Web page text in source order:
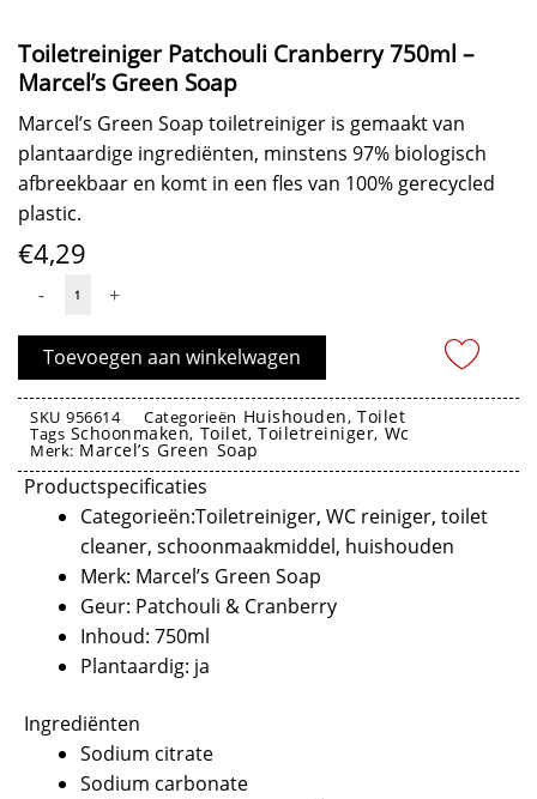
Toiletreiniger Patchouli Cranberry 750ml –
Marcel’s Green Soap
Marcel’s Green Soap toiletreiniger is gemaakt van
plantaardige ingrediënten, minstens 97% biologisch
afbreekbaar en komt in een fles van 100% gerecycled
plastic.
€4,29
-
Toiletreiniger
Cranberry
750ml
-
Marcel’s
Green
Soap
aantal
+
Toevoegen aan winkelwagen
SKU956614 Categorieën Huishouden,Toilet
Tags Schoonmaken, Toilet,Toiletreiniger, Wc
Merk: Marcel’s Green Soap
Productspecificaties
Categorieën:Toiletreiniger, WC reiniger, toilet
cleaner, schoonmaakmiddel, huishouden
Merk: Marcel’s Green Soap
Geur: Patchouli & Cranberry
Inhoud: 750ml
Plantaardig: ja
Ingrediënten
Sodium citrate
Sodium carbonate